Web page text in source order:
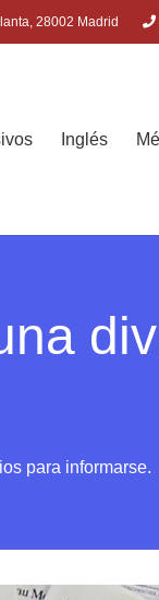
28002 Madrid
Inglés
para informarse.